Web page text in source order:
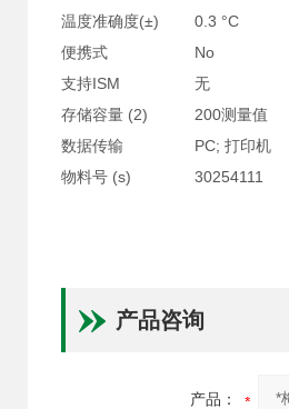
温度准确度(±)
0.3 °C
便携式
No
支持ISM
无
存储容量 (2)
200测量值
数据传输
PC; 打印机
物料号 (s)
30254111
产品咨询
产品：